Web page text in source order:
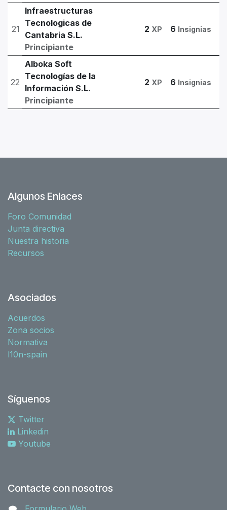
21
Infraestructuras
Tecnologicas de
Cantabria S.L.
Principiante
2 XP 6 Insignias
22
Alboka Soft
Tecnologías de la
Información S.L.
Principiante
2 XP 6 Insignias
Algunos Enlaces
Foro Comunidad
Junta directiva
Nuestra historia
Recursos
Asociados
Acuerdos
Zona socios
Normativa
l10n-spain
Síguenos
Twitter
Linkedin
Youtube
Contacte con nosotros